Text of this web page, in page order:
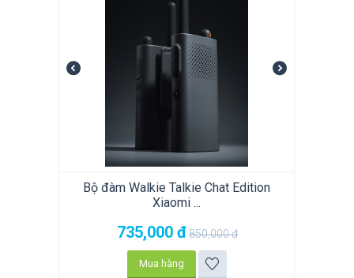
Bộ đàm Walkie Talkie Chat Edition
Xiaomi ...
735,000 đ850,000đ
Mua hàng